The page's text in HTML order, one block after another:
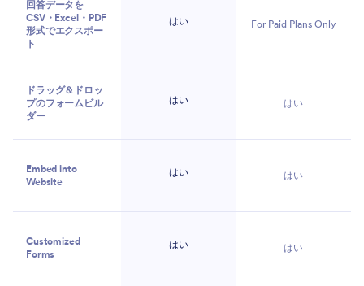
回答データを
CSV・Excel・PDF
形式でエクスポー
ト
はい For Paid Plans Only
ドラッグ＆ドロッ
プのフォームビル
ダー
はい はい
Embed into
Website
はい はい
Customized
Forms
はい はい